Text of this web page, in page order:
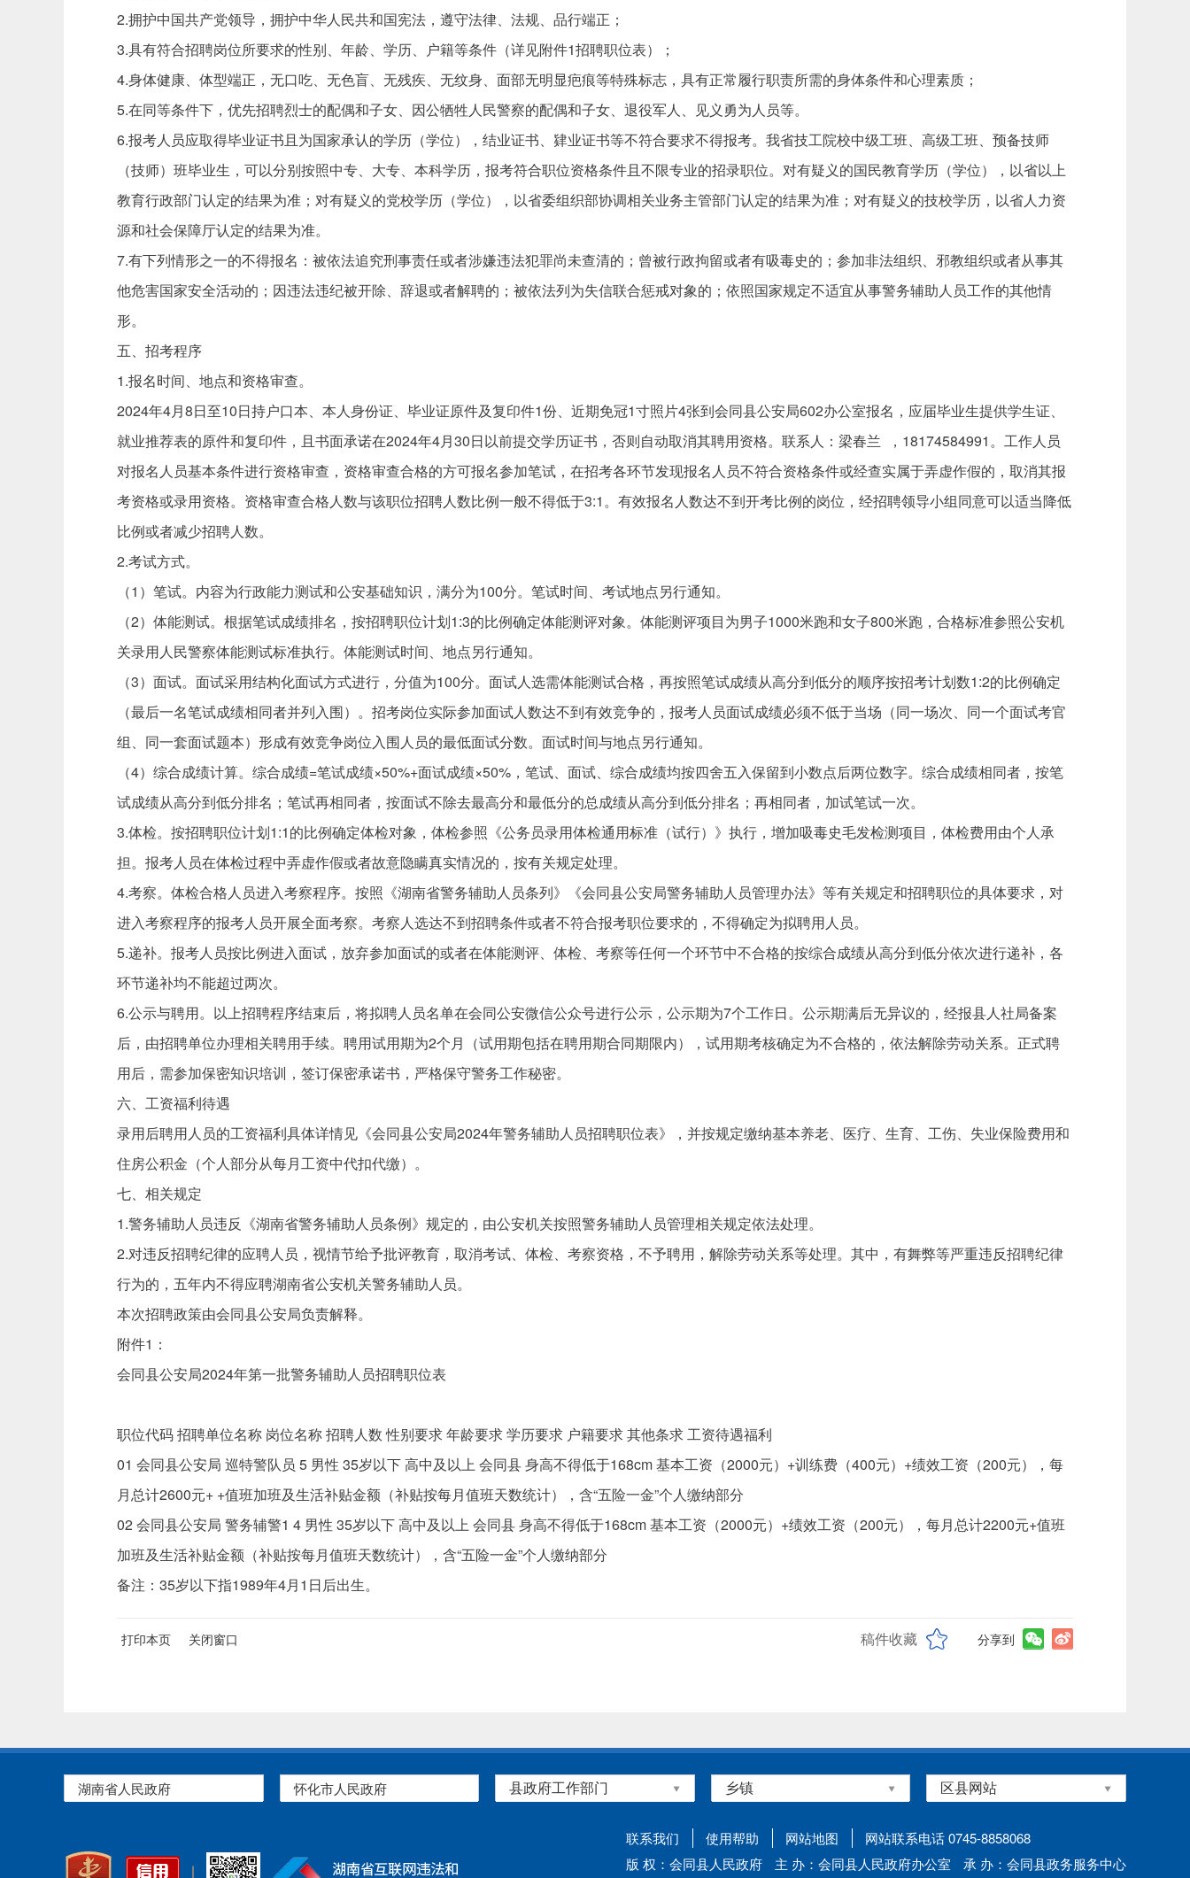
2.拥护中国共产党领导，拥护中华人民共和国宪法，遵守法律、法规、品行端正；
3.具有符合招聘岗位所要求的性别、年龄、学历、户籍等条件（详见附件1招聘职位表）；
4.身体健康、体型端正，无口吃、无色盲、无残疾、无纹身、面部无明显疤痕等特殊标志，具有正常履行职责所需的身体条件和心理素质；
5.在同等条件下，优先招聘烈士的配偶和子女、因公牺牲人民警察的配偶和子女、退役军人、见义勇为人员等。
6.报考人员应取得毕业证书且为国家承认的学历（学位），结业证书、肄业证书等不符合要求不得报考。我省技工院校中级工班、高级工班、预备技师
（技师）班毕业生，可以分别按照中专、大专、本科学历，报考符合职位资格条件且不限专业的招录职位。对有疑义的国民教育学历（学位），以省以上
教育行政部门认定的结果为准；对有疑义的党校学历（学位），以省委组织部协调相关业务主管部门认定的结果为准；对有疑义的技校学历，以省人力资
源和社会保障厅认定的结果为准。
7.有下列情形之一的不得报名：被依法追究刑事责任或者涉嫌违法犯罪尚未查清的；曾被行政拘留或者有吸毒史的；参加非法组织、邪教组织或者从事其
他危害国家安全活动的；因违法违纪被开除、辞退或者解聘的；被依法列为失信联合惩戒对象的；依照国家规定不适宜从事警务辅助人员工作的其他情
形。
五、招考程序
1.报名时间、地点和资格审查。
2024年4月8日至10日持户口本、本人身份证、毕业证原件及复印件1份、近期免冠1寸照片4张到会同县公安局602办公室报名，应届毕业生提供学生证、
就业推荐表的原件和复印件，且书面承诺在2024年4月30日以前提交学历证书，否则自动取消其聘用资格。联系人：梁春兰 ，18174584991。工作人员
对报名人员基本条件进行资格审查，资格审查合格的方可报名参加笔试，在招考各环节发现报名人员不符合资格条件或经查实属于弄虚作假的，取消其报
考资格或录用资格。资格审查合格人数与该职位招聘人数比例一般不得低于3:1。有效报名人数达不到开考比例的岗位，经招聘领导小组同意可以适当降低
比例或者减少招聘人数。
2.考试方式。
（1）笔试。内容为行政能力测试和公安基础知识，满分为100分。笔试时间、考试地点另行通知。
（2）体能测试。根据笔试成绩排名，按招聘职位计划1:3的比例确定体能测评对象。体能测评项目为男子1000米跑和女子800米跑，合格标准参照公安机
关录用人民警察体能测试标准执行。体能测试时间、地点另行通知。
（3）面试。面试采用结构化面试方式进行，分值为100分。面试人选需体能测试合格，再按照笔试成绩从高分到低分的顺序按招考计划数1:2的比例确定
（最后一名笔试成绩相同者并列入围）。招考岗位实际参加面试人数达不到有效竞争的，报考人员面试成绩必须不低于当场（同一场次、同一个面试考官
组、同一套面试题本）形成有效竞争岗位入围人员的最低面试分数。面试时间与地点另行通知。
（4）综合成绩计算。综合成绩=笔试成绩×50%+面试成绩×50%，笔试、面试、综合成绩均按四舍五入保留到小数点后两位数字。综合成绩相同者，按笔
试成绩从高分到低分排名；笔试再相同者，按面试不除去最高分和最低分的总成绩从高分到低分排名；再相同者，加试笔试一次。
3.体检。按招聘职位计划1:1的比例确定体检对象，体检参照《公务员录用体检通用标准（试行）》执行，增加吸毒史毛发检测项目，体检费用由个人承
担。报考人员在体检过程中弄虚作假或者故意隐瞒真实情况的，按有关规定处理。
4.考察。体检合格人员进入考察程序。按照《湖南省警务辅助人员条列》《会同县公安局警务辅助人员管理办法》等有关规定和招聘职位的具体要求，对
进入考察程序的报考人员开展全面考察。考察人选达不到招聘条件或者不符合报考职位要求的，不得确定为拟聘用人员。
5.递补。报考人员按比例进入面试，放弃参加面试的或者在体能测评、体检、考察等任何一个环节中不合格的按综合成绩从高分到低分依次进行递补，各
环节递补均不能超过两次。
6.公示与聘用。以上招聘程序结束后，将拟聘人员名单在会同公安微信公众号进行公示，公示期为7个工作日。公示期满后无异议的，经报县人社局备案
后，由招聘单位办理相关聘用手续。聘用试用期为2个月（试用期包括在聘用期合同期限内），试用期考核确定为不合格的，依法解除劳动关系。正式聘
用后，需参加保密知识培训，签订保密承诺书，严格保守警务工作秘密。
六、工资福利待遇
录用后聘用人员的工资福利具体详情见《会同县公安局2024年警务辅助人员招聘职位表》，并按规定缴纳基本养老、医疗、生育、工伤、失业保险费用和
住房公积金（个人部分从每月工资中代扣代缴）。
七、相关规定
1.警务辅助人员违反《湖南省警务辅助人员条例》规定的，由公安机关按照警务辅助人员管理相关规定依法处理。
2.对违反招聘纪律的应聘人员，视情节给予批评教育，取消考试、体检、考察资格，不予聘用，解除劳动关系等处理。其中，有舞弊等严重违反招聘纪律
行为的，五年内不得应聘湖南省公安机关警务辅助人员。
本次招聘政策由会同县公安局负责解释。
附件1：
会同县公安局2024年第一批警务辅助人员招聘职位表
职位代码 招聘单位名称 岗位名称 招聘人数 性别要求 年龄要求 学历要求 户籍要求 其他条求 工资待遇福利
01 会同县公安局 巡特警队员 5 男性 35岁以下 高中及以上 会同县 身高不得低于168cm 基本工资（2000元）+训练费（400元）+绩效工资（200元），每
月总计2600元+ +值班加班及生活补贴金额（补贴按每月值班天数统计），含“五险一金”个人缴纳部分
02 会同县公安局 警务辅警1 4 男性 35岁以下 高中及以上 会同县 身高不得低于168cm 基本工资（2000元）+绩效工资（200元），每月总计2200元+值班
加班及生活补贴金额（补贴按每月值班天数统计），含“五险一金”个人缴纳部分
备注：35岁以下指1989年4月1日后出生。
打印本页 关闭窗口 稿件收藏 分享到
湖南省人民政府 怀化市人民政府
联系我们 使用帮助 网站地图
网站联系电话 0745-8858068
版 权：会同县人民政府
主 办：会同县人民政府办公室 承 办：会同县政务服务中心